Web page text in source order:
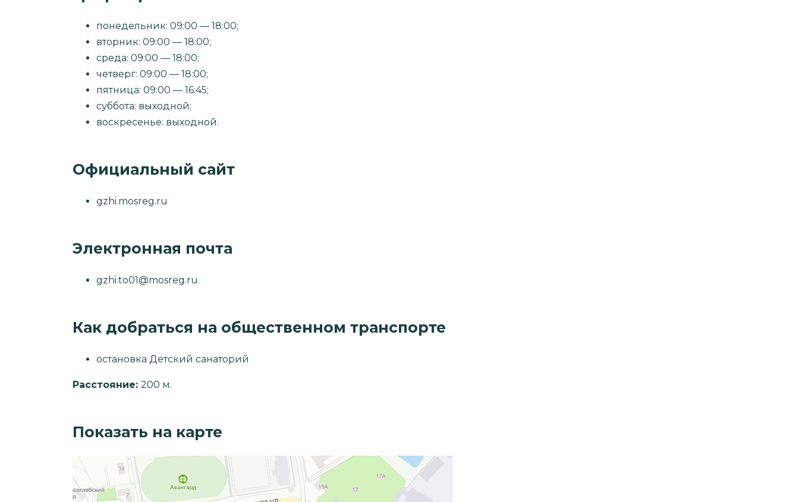
понедельник: 09:00 — 18:00;
вторник: 09:00 — 18:00;
среда: 09:00 — 18:00;
четверг: 09:00 — 18:00;
пятница: 09:00 — 16:45;
суббота: выходной;
воскресенье: выходной.
Официальный сайт
gzhi.mosreg.ru
Электронная почта
gzhi.to01@mosreg.ru
Как добраться на общественном транспорте
остановка Детский санаторий
Расстояние: 200 м.
Показать на карте